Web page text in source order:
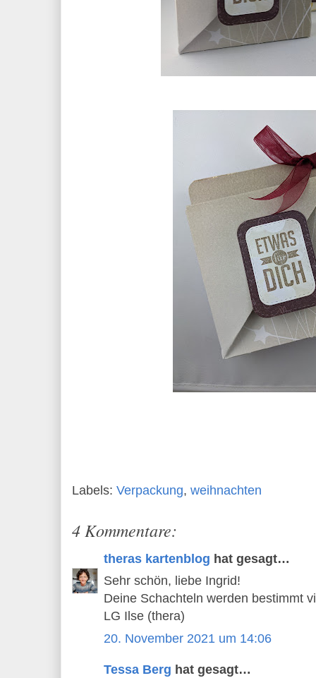
Labels: Verpackung, weihnachten
4 Kommentare:
theras kartenblog hat gesagt…
Sehr schön, liebe Ingrid!
Deine Schachteln werden bestimmt
LG Ilse (thera)
20. November 2021 um 14:06
Tessa Berg hat gesagt…